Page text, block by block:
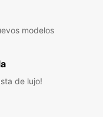
modelos
de lujo!